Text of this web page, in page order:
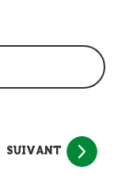
SUIVANT